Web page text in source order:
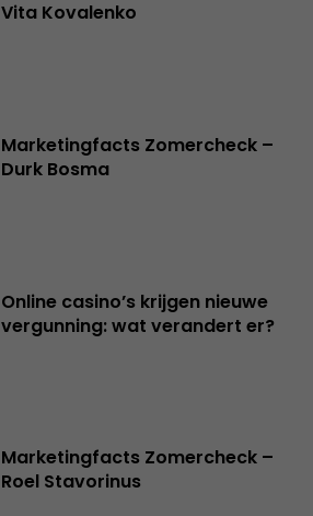
Vita Kovalenko
Marketingfacts Zomercheck –
Durk Bosma
Online casino’s krijgen nieuwe
vergunning: wat verandert er?
Marketingfacts Zomercheck –
Roel Stavorinus